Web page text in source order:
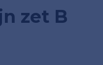
zet B